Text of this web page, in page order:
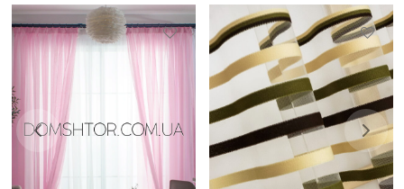
несколько
вариаций.
Опции